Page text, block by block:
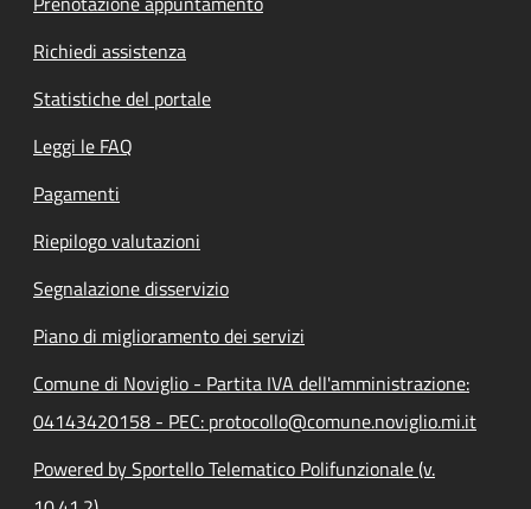
Richiedi assistenza
Statistiche del portale
Leggi le FAQ
Pagamenti
Riepilogo valutazioni
Segnalazione disservizio
Piano di miglioramento dei servizi
Comune di Noviglio - Partita IVA dell'amministrazione:
04143420158 - PEC: protocollo@comune.noviglio.mi.it
Powered by Sportello Telematico Polifunzionale (v.